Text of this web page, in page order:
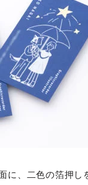
に、二色の箔押し